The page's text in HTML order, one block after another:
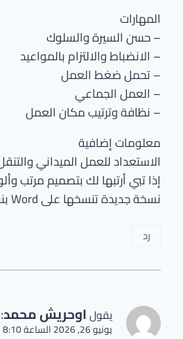
المهارات
– حسن السيرة والسلوك
– الانضباط والالتزام بالمواعيد
– تحمل ضغط العمل
– العمل الجماعي
– نظافة وترتيب مكان العمل
معلومات إضافية
الاستعداد للعمل الميداني
إذا تبي أرتبها لك بتصميم مرتب
نسخة جديدة تنسخها على Word بنفس الشكل.
رد
يقولاوحريش محمد:
يونيو 26, 2026 الساعة 8:10 م